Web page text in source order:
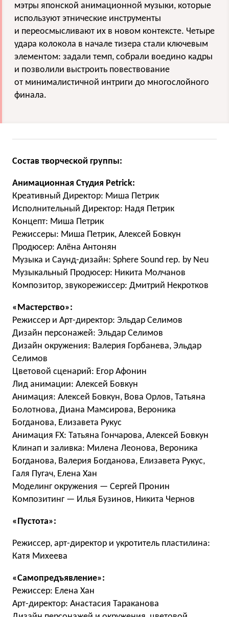
мэтры японской анимационной музыки, которые
используют этнические инструменты
и переосмысливают их в новом контексте. Четыре
удара колокола в начале тизера стали ключевым
элементом: задали темп, собрали воедино кадры
и позволили выстроить повествование
от минималистичной интриги до многослойного
финала.
Состав творческой группы:
Анимационная Студия Petrick:
Креативный Директор: Миша Петрик
Исполнительный Директор: Надя Петрик
Концепт: Миша Петрик
Режиссеры: Миша Петрик, Алексей Бовкун
Продюсер: Алёна Антонян
Музыка и Саунд-дизайн: Sphere Sound rep. by Neu
Музыкальный Продюсер: Никита Молчанов
Композитор, звукорежиссер: Дмитрий Некротков
«Мастерство»:
Режиссер и Арт-директор: Эльдар Селимов
Дизайн персонажей: Эльдар Селимов
Дизайн окружения: Валерия Горбанева, Эльдар
Селимов
Цветовой сценарий: Егор Афонин
Лид анимации: Алексей Бовкун
Анимация: Алексей Бовкун, Вова Орлов, Татьяна
Болотнова, Диана Мамсирова, Вероника
Богданова, Елизавета Рукус
Анимация FX: Татьяна Гончарова, Алексей Бовкун
Клинап и заливка: Милена Леонова, Вероника
Богданова, Валерия Богданова, Елизавета Рукус,
Галя Пугач, Елена Хан
Моделинг окружения — Сергей Пронин
Композитинг — Илья Бузинов, Никита Чернов
«Пустота»:
Режиссер, арт-директор и укротитель пластилина:
Катя Михеева
«Самопредъявление»:
Режиссер: Елена Хан
Арт-директор: Анастасия Тараканова